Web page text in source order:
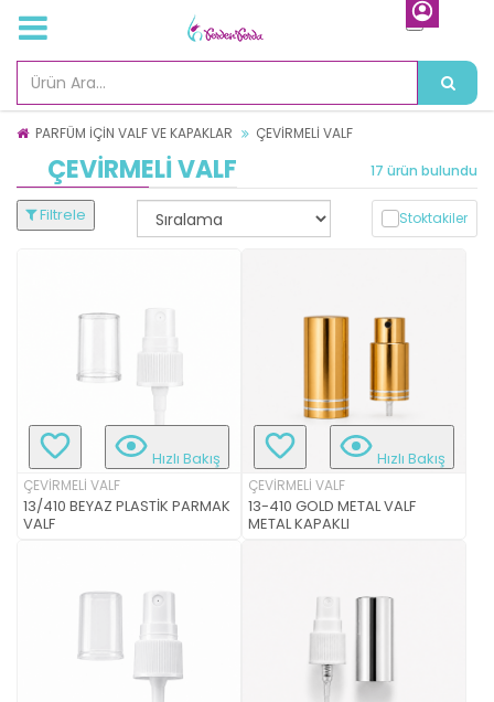
PARFÜM İÇİN VALF VE KAPAKLAR ÇEVİRMELİ VALF
ÇEVİRMELİ VALF 17 ürün bulundu
Filtrele Stoktakiler
Hızlı Bakış
ÇEVİRMELİ VALF
13/410 BEYAZ PLASTİK PARMAK
VALF
Hızlı Bakış
ÇEVİRMELİ VALF
13-410 GOLD METAL VALF
METAL KAPAKLI